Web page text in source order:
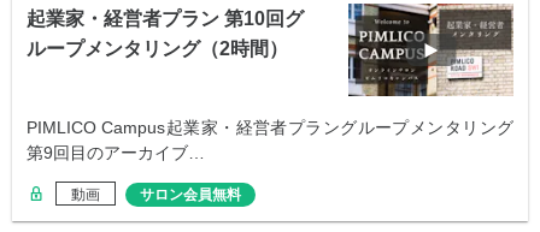
起業家・経営者プラン 第10回グ
ループメンタリング（2時間）
PIMLICO Campus起業家・経営者プラングループメンタリング
第9回目のアーカイブ…
動画 サロン会員無料